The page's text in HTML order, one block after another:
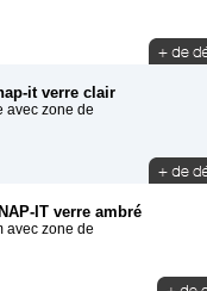
it verre clair
avec zone de
IT verre ambré
avec zone de